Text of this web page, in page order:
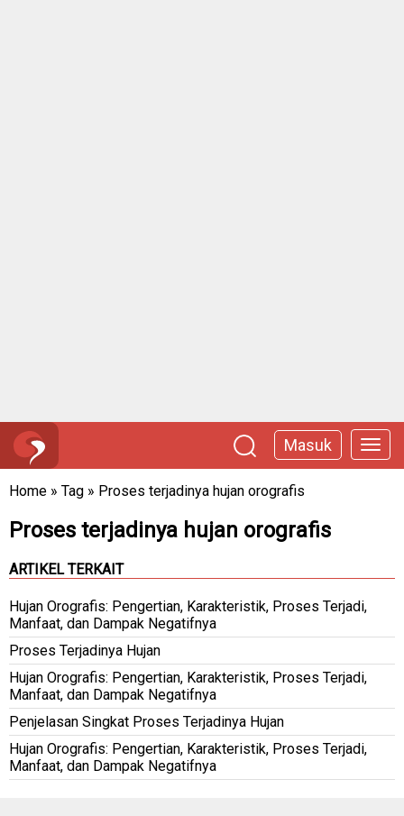
Masuk
Home » Tag » Proses terjadinya hujan orografis
Proses terjadinya hujan orografis
ARTIKEL TERKAIT
Hujan Orografis: Pengertian, Karakteristik, Proses Terjadi,
Manfaat, dan Dampak Negatifnya
Proses Terjadinya Hujan
Hujan Orografis: Pengertian, Karakteristik, Proses Terjadi,
Manfaat, dan Dampak Negatifnya
Penjelasan Singkat Proses Terjadinya Hujan
Hujan Orografis: Pengertian, Karakteristik, Proses Terjadi,
Manfaat, dan Dampak Negatifnya